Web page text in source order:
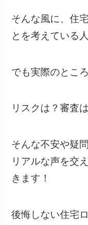
そんな風に、住
とを考えている
でも実際のとこ
リスクは？審査
そんな不安や疑
リアルな声を交
きます！
後悔しない住宅